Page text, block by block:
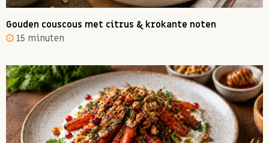
Gouden couscous met citrus & krokante noten
15 minuten